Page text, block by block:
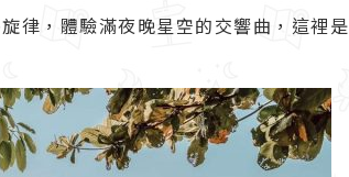
律，體驗滿夜晚星空的交響曲，這裡